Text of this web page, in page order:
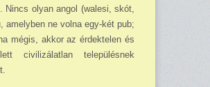
Nincs olyan angol (walesi, skót,
amelyben ne volna egy-két pub;
még­is, akkor az érdektelen és
civilizálatlan településnek